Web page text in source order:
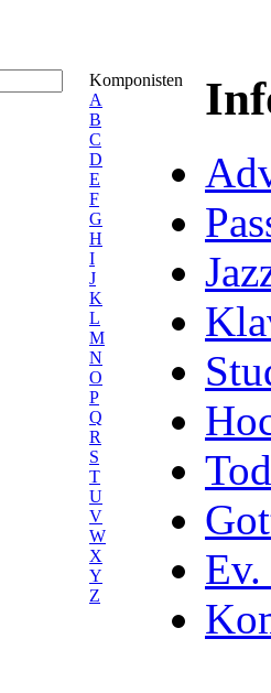
Komponisten
A
B
C
D
E
F
G
H
I
J
K
L
M
N
O
P
Q
R
S
T
U
V
W
X
Y
Z
Ev.